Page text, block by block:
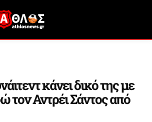
κάνει δικό της με
τον Αντρέι Σάντος από